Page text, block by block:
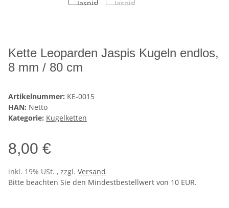
Kette Leoparden Jaspis Kugeln endlos,
8 mm / 80 cm
Artikelnummer: KE-0015
HAN: Netto
Kategorie: Kugelketten
8,00 €
inkl. 19% USt. , zzgl. Versand
Bitte beachten Sie den Mindestbestellwert von 10 EUR.